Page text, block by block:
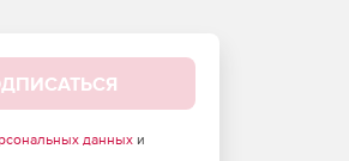
данныхи